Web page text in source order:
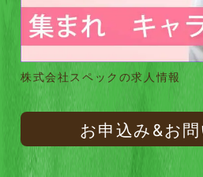
株式会社スペックの求人情報
お申込み&お